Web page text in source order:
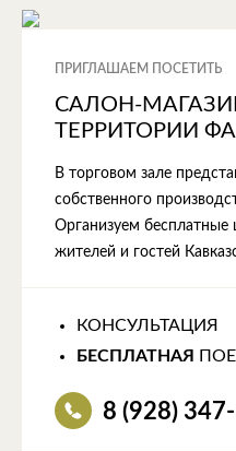
ПРИГЛАШАЕМ ПОСЕТИТЬ
САЛОН-
ТЕРРИТОРИИ
В торговом зале
собственного
Организуем бесплатные
жителей и гостей
КОНСУЛЬТАЦИЯ
БЕСПЛАТНАЯ
8 (928)